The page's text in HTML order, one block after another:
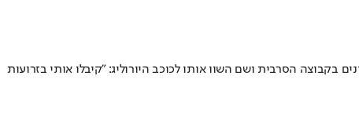
בקבוצה הסרבית ושם השוו אותו לכוכב היורוליג: "קיבלו אותי בזרועות